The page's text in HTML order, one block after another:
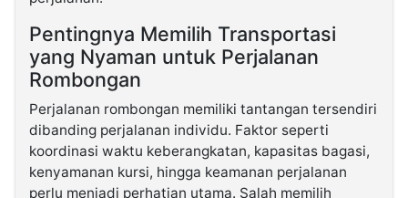
Pentingnya Memilih Transportasi
yang Nyaman untuk Perjalanan
Rombongan
Perjalanan rombongan memiliki tantangan tersendiri
dibanding perjalanan individu. Faktor seperti
koordinasi waktu keberangkatan, kapasitas bagasi,
kenyamanan kursi, hingga keamanan perjalanan
perlu menjadi perhatian utama. Salah memilih